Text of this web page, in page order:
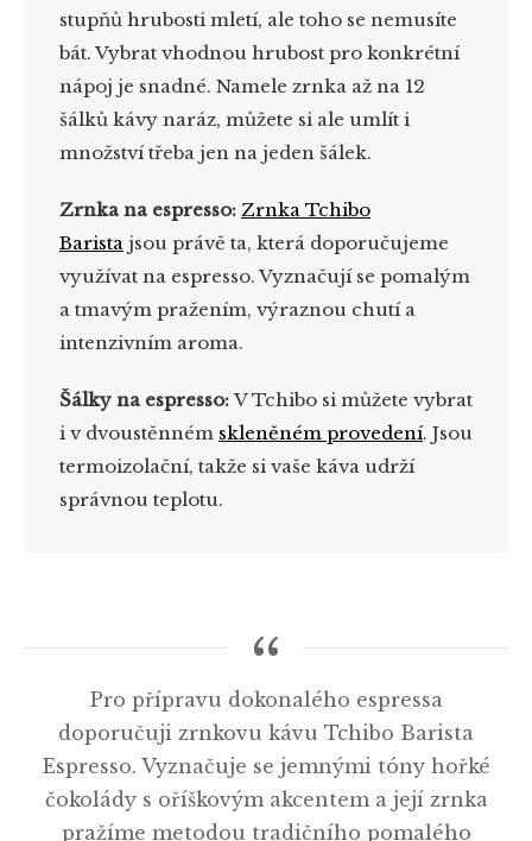
stupňů hrubosti mletí, ale toho se nemusíte
bát. Vybrat vhodnou hrubost pro konkrétní
nápoj je snadné. Namele zrnka až na 12
šálků kávy naráz, můžete si ale umlít i
množství třeba jen na jeden šálek.
Zrnka na espresso: Zrnka Tchibo
Barista jsou právě ta, která doporučujeme
využívat na espresso. Vyznačují se pomalým
a tmavým pražením, výraznou chutí a
intenzivním aroma.
Šálky na espresso: V Tchibo si můžete vybrat
i v dvoustěnném skleněném provedení. Jsou
termoizolační, takže si vaše káva udrží
správnou teplotu.
Pro přípravu dokonalého espressa
doporučuji zrnkovu kávu Tchibo Barista
Espresso. Vyznačuje se jemnými tóny hořké
čokolády s oříškovým akcentem a její zrnka
pražíme metodou tradičního pomalého